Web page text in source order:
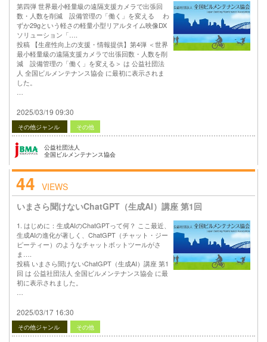
第四弾 世界最小軽量級の遠隔支援カメラで出張回
数・人数を削減 設備管理の「働く」を変える わ
ずか29gという軽さの軽量小型リアルタイム映像DX
ソリューション「….
投稿 【生産性向上の支援・情報提供】第4弾 ＜世界
最小軽量級の遠隔支援カメラで出張回数・人数を削
減 設備管理の「働く」を変える＞ は 公益社団法
人 全国ビルメンテナンス協会 に最初に表示されま
した。
2025/03/19 09:30
その他ジャンル その他
公益社団法人
全国ビルメンテナンス協会
44 VIEWS
いまさら聞けないChatGPT（生成AI）講座 第1回
1. はじめに：生成AIのChatGPTって何？ ここ最近、
生成AIの進化が著しく、ChatGPT（チャット・ジー
ピーティー）のようなチャットボットツールがさ
ま….
投稿 いまさら聞けないChatGPT（生成AI）講座 第1
回 は 公益社団法人 全国ビルメンテナンス協会 に最
初に表示されました。
2025/03/17 16:30
その他ジャンル その他